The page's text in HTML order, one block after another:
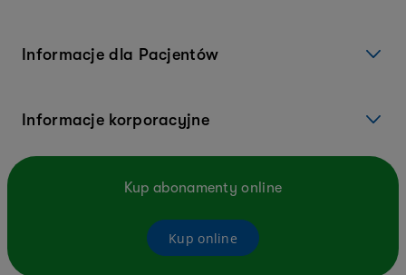
Informacje dla Pacjentów
Informacje korporacyjne
Kup abonamenty online
Kup online